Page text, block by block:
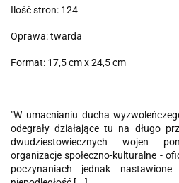
Ilość stron: 124
Oprawa: twarda
Format: 17,5 cm x 24,5 cm
"W umacnianiu ducha
odegrały działające tu na długo
dwudziestowiecznych wojen
organizacje społeczno-kulturalne -
poczynaniach jednak